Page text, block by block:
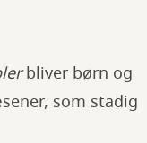
bliver børn og
som stadig